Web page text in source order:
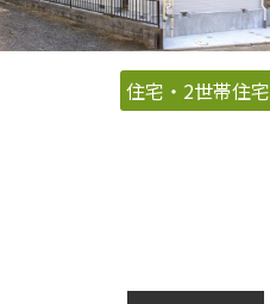
住宅・2世帯住宅